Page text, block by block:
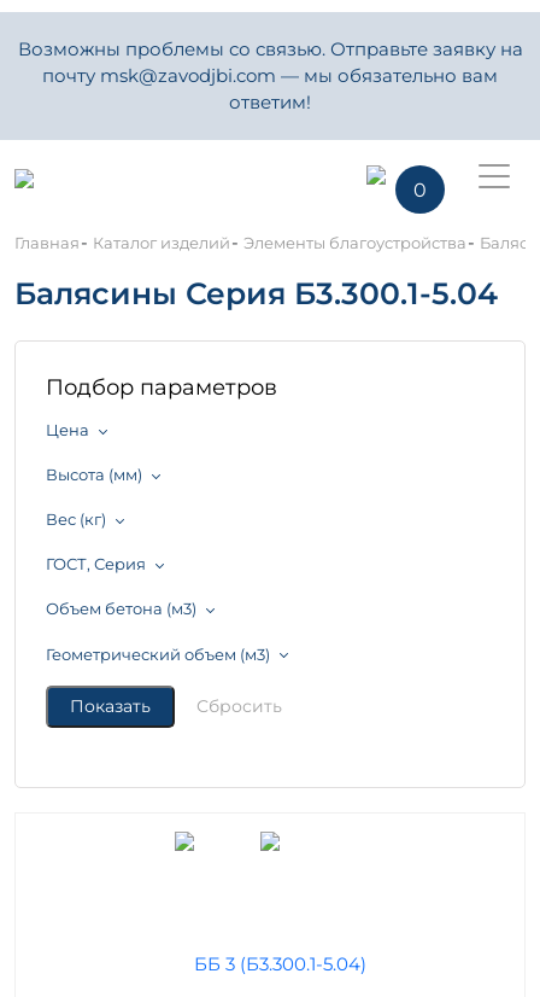
Возможны проблемы со связью. Отправьте заявку на
почту msk@zavodjbi.com — мы обязательно вам
ответим!
0
Главная- Каталог изделий- Элементы благоустройства-
Балясины Серия Б3.300.1-5.04
Подбор параметров
Цена
Высота (мм)
Вес (кг)
ГОСТ, Серия
Объем бетона (м3)
Геометрический объем (м3)